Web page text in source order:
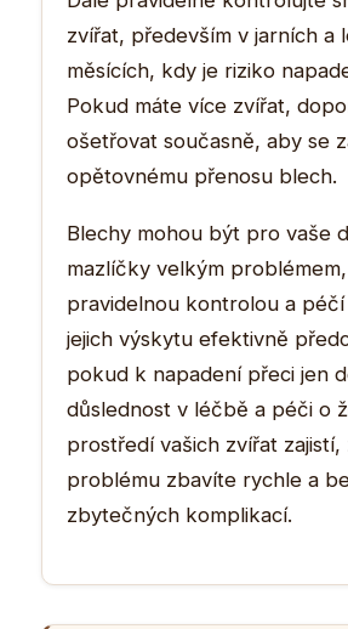
zvířat, především v jarních a
měsících, kdy je riziko
Pokud máte více zvířat,
ošetřovat současně, aby se
opětovnému přenosu blech.
Blechy mohou být pro vaše
mazlíčky velkým
pravidelnou kontrolou a péčí
jejich výskytu efektivně
pokud k napadení přeci jen
důslednost v léčbě a péči o
prostředí vašich zvířat zajistí,
problému zbavíte rychle a
zbytečných komplikací.